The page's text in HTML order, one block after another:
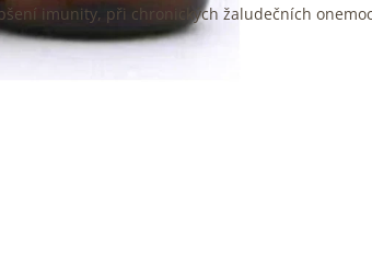
imunity, při chronických žaludečních